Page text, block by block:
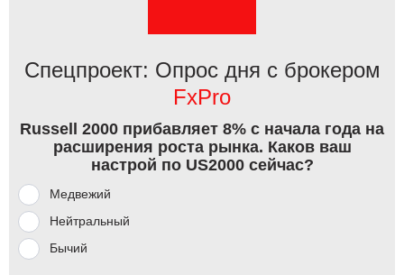
Спецпроект: Опрос дня с брокером
FxPro
Russell 2000 прибавляет 8% с начала года на
расширения роста рынка. Каков ваш
настрой по US2000 сейчас?
Медвежий
Нейтральный
Бычий